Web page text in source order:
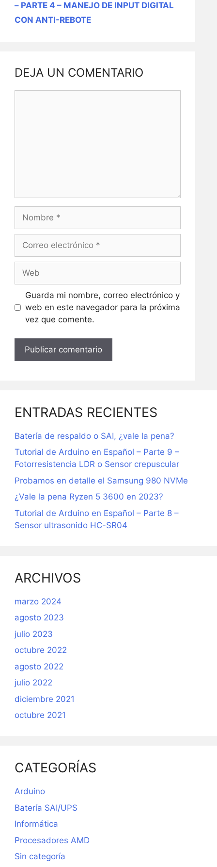
– PARTE 4 – MANEJO DE INPUT DIGITAL
CON ANTI-REBOTE
DEJA UN COMENTARIO
Nombre
Correo
Web
Guarda mi nombre, correo electrónico y
web en este navegador para la próxima
vez que comente.
ENTRADAS RECIENTES
Batería de respaldo o SAI, ¿vale la pena?
Tutorial de Arduino en Español – Parte 9 –
Fotorresistencia LDR o Sensor crepuscular
Probamos en detalle el Samsung 980 NVMe
¿Vale la pena Ryzen 5 3600 en 2023?
Tutorial de Arduino en Español – Parte 8 –
Sensor ultrasonido HC-SR04
ARCHIVOS
marzo 2024
agosto 2023
julio 2023
octubre 2022
agosto 2022
julio 2022
diciembre 2021
octubre 2021
CATEGORÍAS
Arduino
Batería SAI/UPS
Informática
Procesadores AMD
Sin categoría